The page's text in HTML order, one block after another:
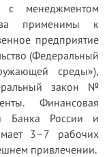
с менеджментом
применимы к
предприятие
(Федеральный
среды»),
закон №
Финансовая
Банка России и
3–7 рабочих
привлечении.